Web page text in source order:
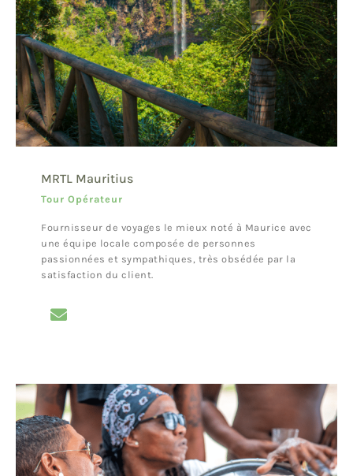
MRTL Mauritius
Tour Opérateur
Fournisseur de voyages le mieux noté à Maurice avec
une équipe locale composée de personnes
passionnées et sympathiques, très obsédée par la
satisfaction du client.